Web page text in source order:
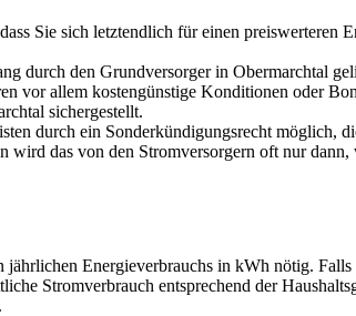
Sie sich letztendlich für einen preiswerteren
durch den Grundversorger in Obermarchtal
vor allem kostengünstige Konditionen oder
sichergestellt.
durch ein Sonderkündigungsrecht möglich,
das von den Stromversorgern oft nur
Energieverbrauchs in kWh nötig. Falls
Stromverbrauch entsprechend der